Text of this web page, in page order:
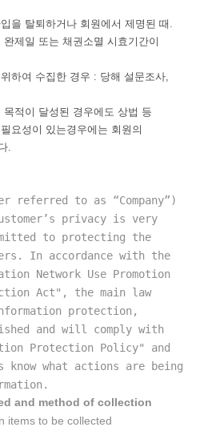
을 탈퇴하거나 회원에서 제명된 때 .
완제일 또는 채권소멸 시효기간이
위하여 수집한 경우 : 당해 설문조사,
목적이 달성된 경우에도 상법 등
필요성이 있는경우에는 회원의
.
referred to as “Company”)
privacy is very
to protecting the
In accordance with the
Network Use Promotion
Act", the main law
protection,
and will comply with
Protection Policy" and
what actions are being
and method of collection
items to be collected